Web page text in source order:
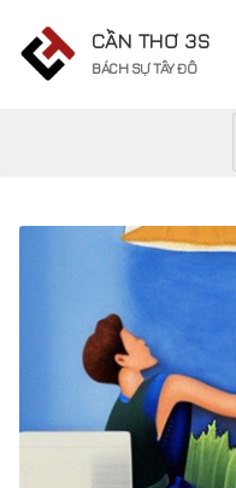
đến
CẦN THƠ 3S
BÁCH SỰ TÂY ĐÔ